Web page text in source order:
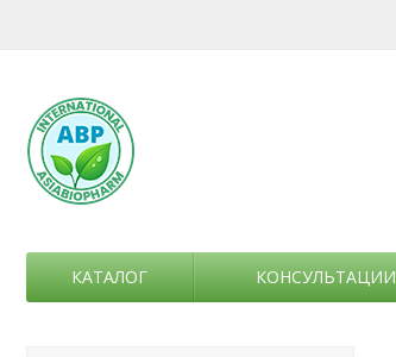
КАТАЛОГ КОНСУЛЬТАЦИИ